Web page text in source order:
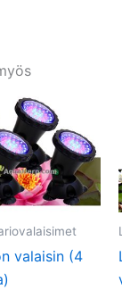
valaisin (4